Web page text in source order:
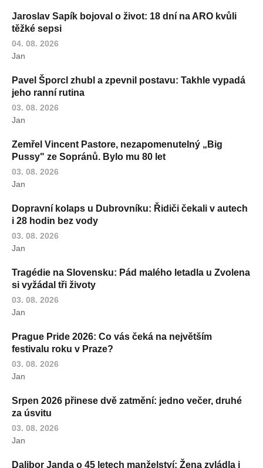
Jaroslav Sapík bojoval o život: 18 dní na ARO kvůli
těžké sepsi
04. 08. 2026
Jan
Pavel Šporcl zhubl a zpevnil postavu: Takhle vypadá
jeho ranní rutina
03. 08. 2026
Jan
Zemřel Vincent Pastore, nezapomenutelný „Big
Pussy" ze Sopránů. Bylo mu 80 let
03. 08. 2026
Jan
Dopravní kolaps u Dubrovníku: Řidiči čekali v autech
i 28 hodin bez vody
03. 08. 2026
Jan
Tragédie na Slovensku: Pád malého letadla u Zvolena
si vyžádal tři životy
03. 08. 2026
Jan
Prague Pride 2026: Co vás čeká na největším
festivalu roku v Praze?
03. 08. 2026
Jan
Srpen 2026 přinese dvě zatmění: jedno večer, druhé
za úsvitu
03. 08. 2026
Jan
Dalibor Janda o 45 letech manželství: Žena zvládla i